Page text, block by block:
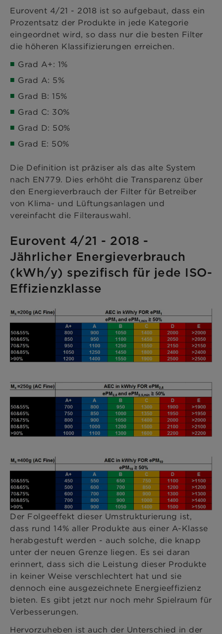
Eurovent 4/21 - 2018 ist so aufgebaut, dass ein
Prozentsatz der Produkte in jede Kategorie
eingeordnet wird, so dass nur die besten Filter
die höheren Klassifizierungen erreichen.
Grad A+: 1%
Grad A: 5%
Grad B: 15%
Grad C: 30%
Grad D: 50%
Grad E: 50%
Die Definition ist präziser als das alte System
nach EN779. Dies erhöht die Transparenz über
den Energieverbrauch der Filter für Betreiber
von Klima- und Lüftungsanlagen und
vereinfacht die Filterauswahl.
Eurovent 4/21 - 2018 -
Jährlicher Energieverbrauch
(kWh/y) spezifisch für jede ISO-
Effizienzklasse
Der Folgeeffekt dieser Umstrukturierung ist,
dass rund 14% aller Produkte aus einer A-Klasse
herabgestuft werden - auch solche, die knapp
unter der neuen Grenze liegen. Es sei daran
erinnert, dass sich die Leistung dieser Produkte
in keiner Weise verschlechtert hat und sie
dennoch eine ausgezeichnete Energieeffizienz
bieten. Es gibt jetzt nur noch mehr Spielraum für
Verbesserungen.
Hervorzuheben ist auch der Unterschied in der